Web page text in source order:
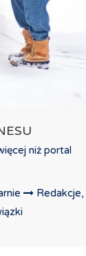
niż portal